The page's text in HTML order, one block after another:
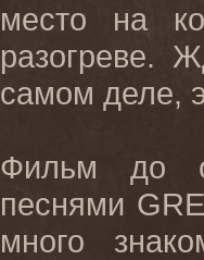
место на
разогреве.
самом деле,
Фильм до
песнями
много